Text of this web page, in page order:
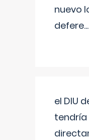
nuevo
defere...
el DIU